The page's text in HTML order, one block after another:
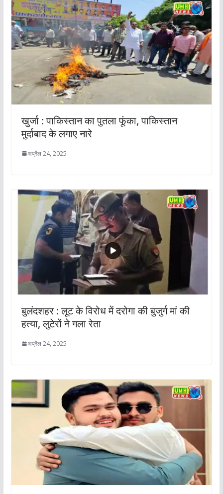
खुर्जा : पाकिस्तान का पुतला फूंका, पाकिस्तान
मुर्दाबाद के लगाए नारे
अप्रैल 24, 2025
बुलंदशहर : लूट के विरोध में दरोगा की बुजुर्ग मां की
हत्या, लुटेरों ने गला रेता
अप्रैल 24, 2025